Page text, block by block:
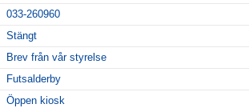
033-260960
Stängt
Brev från vår styrelse
Futsalderby
Öppen kiosk